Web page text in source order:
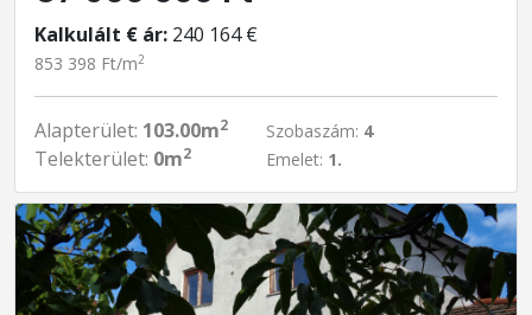
Kalkulált € ár: 240 164 €
853 398 Ft/m2
Alapterület: 103.00m2
Telekterület: 0m2
Szobaszám: 4
Emelet: 1.